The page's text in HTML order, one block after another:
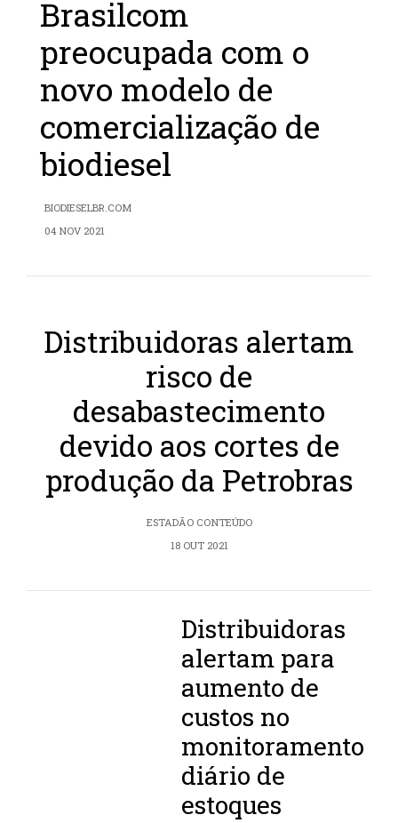
Brasilcom
preocupada com o
novo modelo de
comercialização de
biodiesel
BIODIESELBR.COM
04 NOV 2021
Distribuidoras alertam
risco de
desabastecimento
devido aos cortes de
produção da Petrobras
ESTADÃO CONTEÚDO
18 OUT 2021
Distribuidoras
alertam para
aumento de
custos no
monitoramento
diário de
estoques